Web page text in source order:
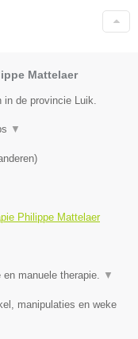
Mattelaer
de provincie Luik.
▼
)
Philippe Mattelaer
manuele therapie. ▼
manipulaties en weke